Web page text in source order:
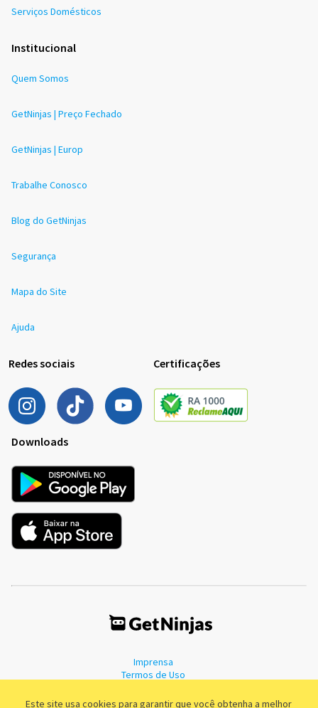
Este site usa cookies para garantir que você obtenha a melhor
Serviços Domésticos
Institucional
Quem Somos
GetNinjas | Preço Fechado
GetNinjas | Europ
Trabalhe Conosco
Blog do GetNinjas
Segurança
Mapa do Site
Ajuda
Redes sociais Certificações
Downloads
Imprensa
Termos de Uso